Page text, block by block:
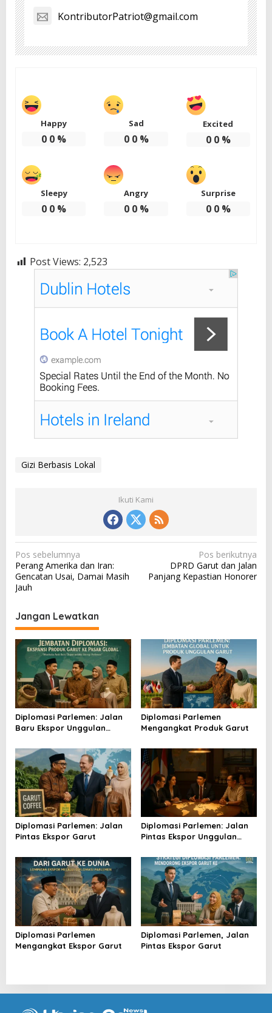
KontributorPatriot@gmail.com
Happy
0 0 %
Sad
0 0%
Excited
0 0%
Sleepy
0 0 %
Angry
0 0%
Surprise
0 0%
Post Views: 2,523
Gizi Berbasis Lokal
Ikuti Kami
N
a
v
g
a
i
p
o
s
Pos sebelumnya
Perang Amerika dan Iran:
Gencatan Usai, Damai Masih
Jauh
Pos berikutnya
DPRD Garut dan Jalan
Panjang Kepastian Honorer
Jangan Lewatkan
Diplomasi Parlemen: Jalan
Baru Ekspor Unggulan
Diplomasi Parlemen
Mengangkat Produk Garut
Diplomasi Parlemen: Jalan
Pintas Ekspor Garut
Diplomasi Parlemen: Jalan
Pintas Ekspor Unggulan
Diplomasi Parlemen
Mengangkat Ekspor Garut
Diplomasi Parlemen, Jalan
Pintas Ekspor Garut